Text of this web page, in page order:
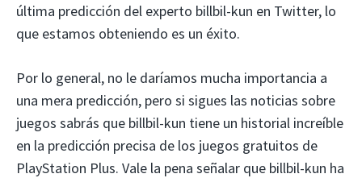
última predicción del experto billbil-kun en Twitter, lo
que estamos obteniendo es un éxito.
Por lo general, no le daríamos mucha importancia a
una mera predicción, pero si sigues las noticias sobre
juegos sabrás que billbil-kun tiene un historial increíble
en la predicción precisa de los juegos gratuitos de
PlayStation Plus. Vale la pena señalar que billbil-kun ha